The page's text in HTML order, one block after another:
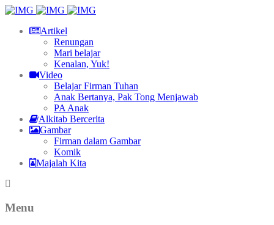
Artikel
Renungan
Mari belajar
Kenalan, Yuk!
Video
Belajar Firman Tuhan
Anak Bertanya, Pak Tong Menjawab
PA Anak
Alkitab Bercerita
Gambar
Firman dalam Gambar
Komik
Majalah Kita
Menu